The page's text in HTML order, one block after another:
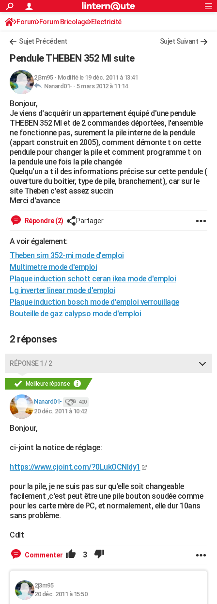
ACTUALITÉS
Politique
Société
Faits Divers
Education
Monde
Villes
+
FINANCE
Retraite
Impôts
Epargne
Immobilier
Risques naturels par ville
Banque
Assurance
Crédit
AUTO
Essais
Réserver un essai
Citadines
Berlines
SUV
Forum auto
+HIGH-TECH
Mobiles
Meilleur smartphone
Internet
Ordinateurs
Jeux vidéo
Guide high-tech
BRICOLAGE
Forum
Aménagement intérieur
Extérieur
Cuisine
Salle de bains
Jardinage
Rangement
WEEK-END
Guides de France
Escapades
Patrimoine
Expositions
Musées
Week-end nature
+LIFESTYLE
Art de vivre
Bien-être
Loisirs
ModeModes de vie
SANTE
Destinations
City break
Voyage nature
Voyage de noces
Forum
Climat
BONS PLANS
CARTE DE VOEUX
Carte de Noël
Carte Bonne année
Carte Saint-Valentin
Carte Pâques
Carte d'anniversaire
DICTIONNAIRE
COPAINS D'AVANT
S'inscrire
Se connecter
Lycées
Collèges
Primaires
Universités
Entreprises
Service militaire
Avis de recherche
AVIS DE DÉCÈS
FORUM
Bricolage
Lifestyle
Culture
Sport
Auto
Television
Voyage
Cinema
S'inscrire
Connexion
Forum Forum Bricolage Electricité
Sujet Précédent Sujet Suivant
Pendule THEBEN 352 MI suite
2j3m95- Modifié le 19 déc. 2011 à 13:41
Nanard01- - 5 mars 2012 à 11:14
Bonjour,
Je viens d'acquérir un appartement équipé d'une pendule
THEBEN 352 MI et de 2 commandes déportées, l'ensemble
ne fonctionne pas, surement la pile interne de la pendule
(appart construit en 2005), comment démonte t on cette
pendule pour changer la pile et comment programme t on
la pendule une fois la pile changée
Quelqu'un a t il des informations précise sur cette pendule (
ouverture du boitier, type de pile, branchement), car sur le
site Theben c'est assez succin
Merci d'avance
Répondre (2) Partager
A voir également:
Theben sim 352-mi mode d'emploi
Multimetre mode d'emploi
Plaque induction schott ceran ikea mode d'emploi
Lg inverter linear mode d'emploi
Plaque induction bosch mode d'emploi verrouillage
Bouteille de gaz calypso mode d'emploi
2 réponses
RÉPONSE 1 / 2
Meilleure réponse
Nanard01- 400
20 déc. 2011 à 10:42
Bonjour,
ci-joint la notice de réglage:
https://www.cjoint.com/?0LukOCNldy1
pour la pile, je ne suis pas sur qu'elle soit changeable
facilement ,c'est peut être une pile bouton soudée comme
pour les carte mère de PC, et normalement, elle dur 10ans
sans problème.
Cdlt
Commenter 3
2j3m95
20 déc. 2011 à 15:50